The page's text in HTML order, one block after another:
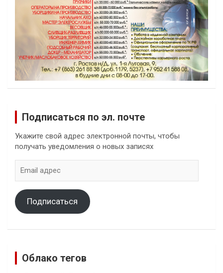
Подписаться по эл. почте
Укажите свой адрес электронной почты, чтобы
получать уведомления о новых записях
адрес
Подписаться
Облако тегов